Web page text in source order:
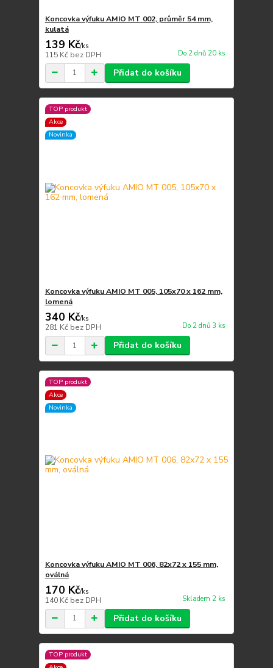
Koncovka výfuku AMIO MT 002, průměr 54 mm,
kulatá
139 Kč/ks
115 Kč bez DPH Do 2 dnů 20 ks
Přidat do košíku
TOP produkt
Akce
Novinka
Koncovka výfuku AMIO MT 005, 105x70 x 162 mm,
lomená
340 Kč/ks
281 Kč bez DPH Do 2 dnů 3 ks
Přidat do košíku
TOP produkt
Akce
Novinka
Koncovka výfuku AMIO MT 006, 82x72 x 155 mm,
oválná
170 Kč/ks
140 Kč bez DPH Skladem 2 ks
Přidat do košíku
TOP produkt